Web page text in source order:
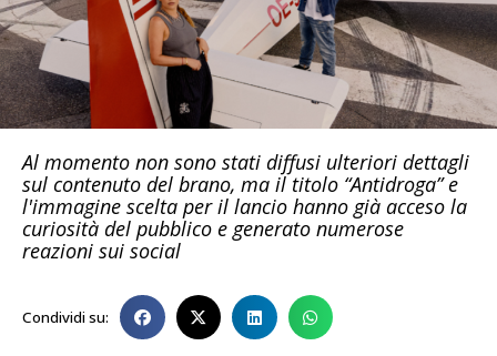
Al momento non sono stati diffusi ulteriori dettagli
sul contenuto del brano, ma il titolo “Antidroga” e
l'immagine scelta per il lancio hanno già acceso la
curiosità del pubblico e generato numerose
reazioni sui social
Condividi su: